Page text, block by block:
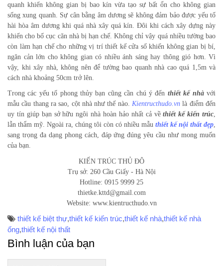
quanh khiến không gian bị bao kín vừa tạo sự bất ổn cho không gian
sống xung quanh. Sự cân bằng âm dương sẽ không đảm bảo được yếu tố
hài hòa âm dương khi quá nhà xây quá kín. Đôi khi cách xây dựng này
khiến cho bố cục căn nhà bị hạn chế. Không chỉ vậy quá nhiều tường bao
còn làm hạn chế cho những vị trí thiết kế cửa số khiến không gian bị bí,
ngăn cản lớn cho không gian có nhiều ánh sáng hay thông gió hơn. Vì
vậy, khi xây nhà, không nên để tường bao quanh nhà cao quá 1,5m và
cách nhà khoảng 50cm trở lên.
Trong các yếu tố phong thủy bạn cũng cần chú ý đến thiết kế nhàvới
mẫu cầu thang ra sao, cột nhà như thế nào.Kientructhudo.vn là điểm đến
uy tín giúp bạn sở hữu ngôi nhà hoàn hảo nhất cả vềthiết kế kiến trúc,
lẫn thẩm mỹ. Ngoài ra, chúng tôi còn có nhiều mẫu thiết kế nội thất đẹp,
sang trọng đa dạng phong cách, đáp ứng đúng yêu cầu như mong muốn
của bạn.
KIẾN TRÚC THỦ ĐÔ
Trụ sở: 260 Cầu Giấy - Hà Nội
Hotline: 0915 9999 25
thietke.kttd@gmail.com
Website: www.kientructhudo.vn
thiết kế biệt thự,thiết kế kiến trúc,thiết kế nhà,thiết kế nhà
ống,thiết kế nội thất
Bình luận của bạn